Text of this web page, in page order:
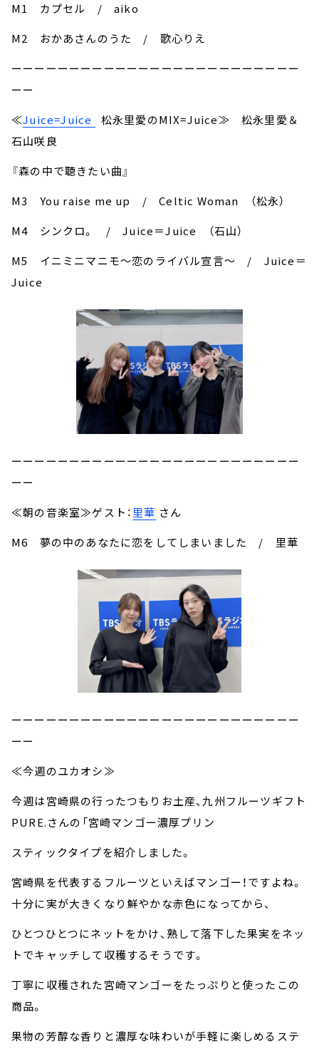
M1 カプセル / aiko
M2 おかあさんのうた / 歌心りえ
ーーーーーーーーーーーーーーーーーーーーーーーーー
ーー
≪Juice=Juice
松永里愛のMIX=Juice≫ 松永里愛＆
石山咲良
『森の中で聴きたい曲』
M3 You raise me up / Celtic Woman （松永）
M4 シンクロ。 / Juice＝Juice （石山）
M5 イニミニマニモ～恋のライバル宣言～ / Juice＝
Juice
ーーーーーーーーーーーーーーーーーーーーーーーーー
ーー
≪朝の音楽室≫ゲスト：里華 さん
M6 夢の中のあなたに恋をしてしまいました / 里華
ーーーーーーーーーーーーーーーーーーーーーーーーー
ーー
≪今週のユカオシ≫
今週は宮崎県の行ったつもりお土産、九州フルーツギフト
PURE.さんの「宮崎マンゴー濃厚プリン
スティックタイプを紹介しました。
宮崎県を代表するフルーツといえばマンゴー！ですよね。
十分に実が大きくなり鮮やかな赤色になってから、
ひとつひとつにネットをかけ、熟して落下した果実をネッ
トでキャッチして収穫するそうです。
丁寧に収穫された宮崎マンゴーをたっぷりと使ったこの
商品。
果物の芳醇な香りと濃厚な味わいが手軽に楽しめるステ